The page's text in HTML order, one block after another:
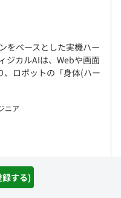
する)
をベースとした実機ハー
ジカルAIは、Webや画面
、ロボットの「身体(ハー
ニア